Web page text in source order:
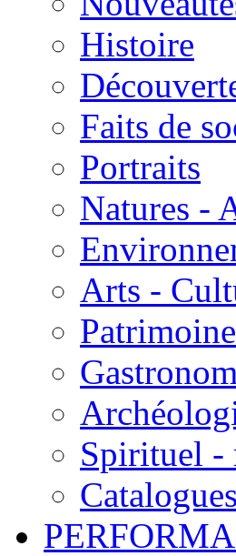
Histoire
Faits de
Portraits
Natures -
Arts -
Patrimoine
Spirituel -
Catalogues